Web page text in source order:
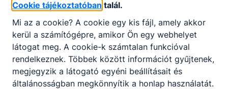
15 Km-es gyalogtúra a Ság-
hegyen
Iskolánk kadétjai egy 15
kilométeres gyalogtúrán vettek
részt, amelynek útvonala a híres
Ság-hegy környékén vezetett
keresztül. A túra célja nemcsak
Cookie tájékoztatóban talál.
Mi az a cookie? A cookie egy kis fájl, amely akkor
kerül a számítógépre, amikor Ön egy webhelyet
látogat meg. A cookie-k számtalan funkcióval
rendelkeznek. Többek között információt gyűjtenek,
megjegyzik a látogató egyéni beállításait és
általánosságban megkönnyítik a honlap használatát.